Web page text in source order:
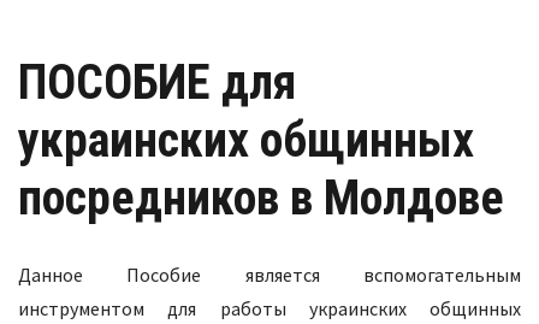
ПОСОБИЕ для
украинских общинных
посредников в Молдове
Данное Пособие является вспомогательным
инструментом для работы украинских общинных